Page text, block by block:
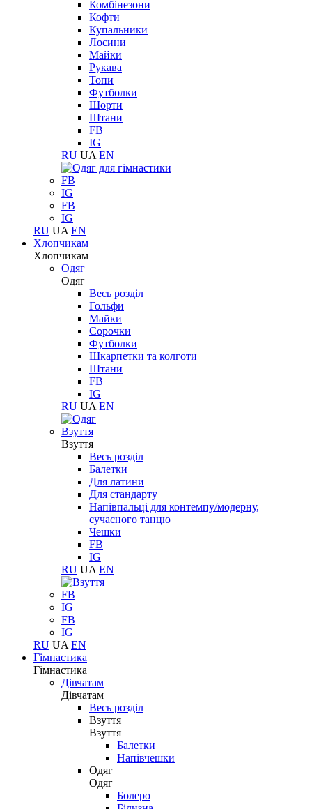
Комбінезони
Кофти
Купальники
Лосини
Майки
Рукава
Топи
Футболки
Шорти
Штани
FB
IG
RU UA EN
FB
IG
FB
IG
RU UA EN
Хлопчикам
Хлопчикам
Одяг
Одяг
Весь розділ
Гольфи
Майки
Сорочки
Футболки
Шкарпетки та колготи
Штани
FB
IG
RU UA EN
Взуття
Взуття
Весь розділ
Балетки
Для латини
Для стандарту
Напівпальці для контемпу/модерну,
сучасного танцю
Чешки
FB
IG
RU UA EN
FB
IG
FB
IG
RU UA EN
Гімнастика
Гімнастика
Дівчатам
Дівчатам
Весь розділ
Взуття
Взуття
Балетки
Напівчешки
Одяг
Одяг
Болеро